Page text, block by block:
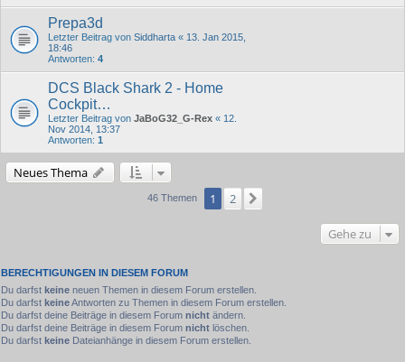
Prepa3d
Letzter Beitrag von Siddharta « 13. Jan 2015,
18:46
Antworten: 4
DCS Black Shark 2 - Home
Cockpit…
Letzter Beitrag von JaBoG32_G-Rex « 12.
Nov 2014, 13:37
Antworten: 1
Neues Thema
46 Themen 1 2
Gehe zu
BERECHTIGUNGEN IN DIESEM FORUM
Du darfst keine neuen Themen in diesem Forum erstellen.
Du darfst keineAntworten zu Themen in diesem Forum erstellen.
Du darfst deine Beiträge in diesem Forum nicht ändern.
Du darfst deine Beiträge in diesem Forum nicht löschen.
Du darfst keine Dateianhänge in diesem Forum erstellen.